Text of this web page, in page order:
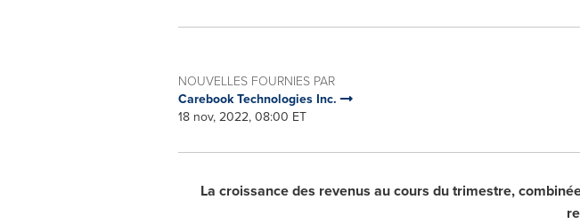
NOUVELLES FOURNIES PAR
Carebook Technologies Inc.
18 nov, 2022, 08:00 ET
La croissance des revenus au cours du trimestre,